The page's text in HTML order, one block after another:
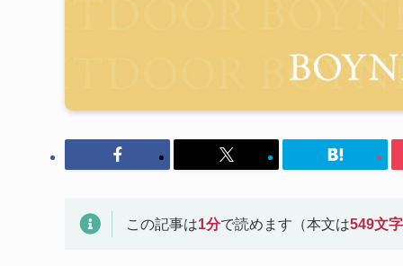
この記事は1分で読めます（本文は549文字